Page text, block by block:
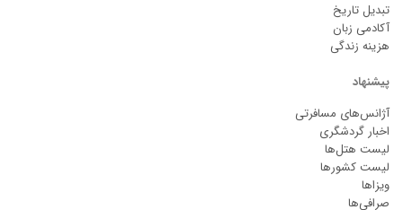
تبدیل تاریخ
آکادمی زبان
هزینه زندگی
پیشنهاد
آژانس‌های مسافرتی
اخبار گردشگری
لیست هتل‌ها
لیست کشورها
ویزاها
صرافی‌ها